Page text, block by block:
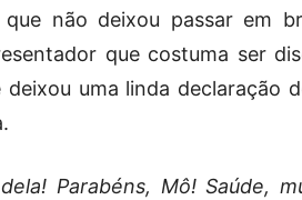
não deixou passar em
que costuma ser
deixou uma linda declaração
Parabéns, Mô! Saúde,